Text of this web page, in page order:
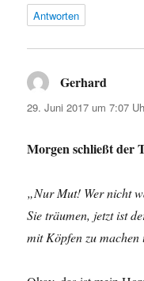
Antworten
Gerhard
29. Juni 2017 um 7:07
Morgen schließt der
„Nur Mut! Wer nicht
Sie träumen, jetzt ist
mit Köpfen zu machen